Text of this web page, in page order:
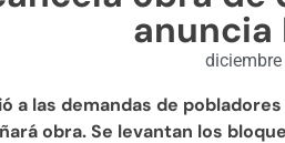
anuncia
a las demandas de
obra. Se levantan los